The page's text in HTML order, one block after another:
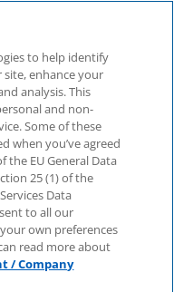
to help identify
enhance your
analysis. This
and non-
Some of these
when you’ve agreed
the EU General Data
25 (1) of the
Data
to all our
own preferences
read more about
/ Company